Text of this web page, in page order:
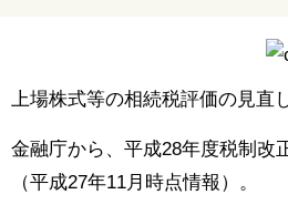
上場株式等の相続税評価の見直
金融庁から、平成28年度税制改
（平成27年11月時点情報）。